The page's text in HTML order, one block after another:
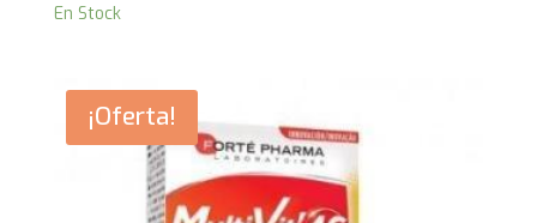
precio
15,99€.10,80€.
En Stock
¡Oferta!